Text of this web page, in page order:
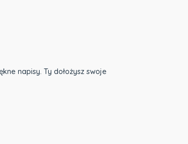
napisy. Ty dołożysz swoje